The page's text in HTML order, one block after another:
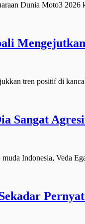
Dunia Moto3
tren positif di
Sangat
Indonesia, Veda